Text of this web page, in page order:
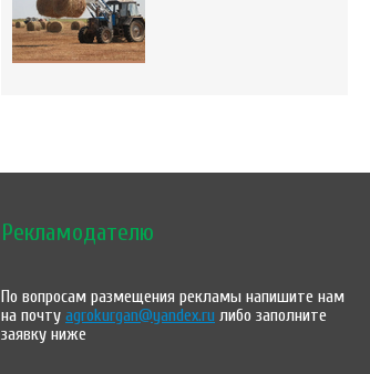
Рекламодателю
По вопросам размещения рекламы напишите нам
на почтуagrokurgan@yandex.ru либо заполните
заявку ниже